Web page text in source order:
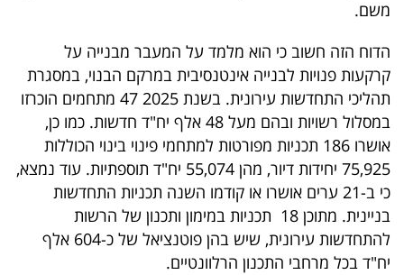
דרושים
ניוזלטרים
מייל
אדום
משם.
הדוח הזה חשוב כי הוא מלמד על המעבר מבנייה על
קרקעות פנויות לבנייה אינטנסיבית במרקם הבנוי, במסגרת
תהליכי התחדשות עירונית. בשנת 2025 47 מתחמים הוכרזו
במסלול רשויות ובהם מעל 48 אלף יח"ד חדשות. כמו כן,
אושרו 186 תכניות מפורטות למתחמי פינוי בינוי הכוללות
75,925 יחידות דיור, מהן 55,074 יח"ד תוספתיות. עוד נמצא,
כי ב-21 ערים אושרו או קודמו השנה תכניות התחדשות
בניינית. מתוכן 18 תכניות במימון ותכנון של הרשות
להתחדשות עירונית, שיש בהן פוטנציאל של כ-604 אלף
יח"ד בכל מרחבי התכנון הרלוונטיים.